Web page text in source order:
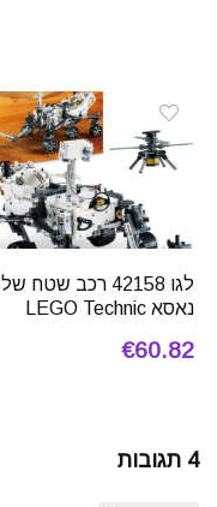
לגו 42158 רכב שטח של
נאסא LEGO Technic
€60.82
4 תגובות